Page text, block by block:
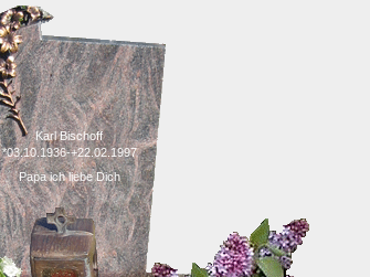
Karl Bischoff
*03.10.1936-+22.02.1997
Papa ich liebe Dich